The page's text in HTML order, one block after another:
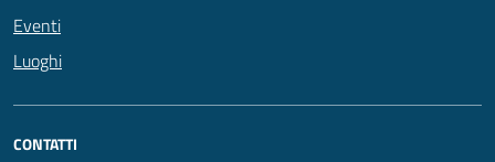
Eventi
Luoghi
CONTATTI